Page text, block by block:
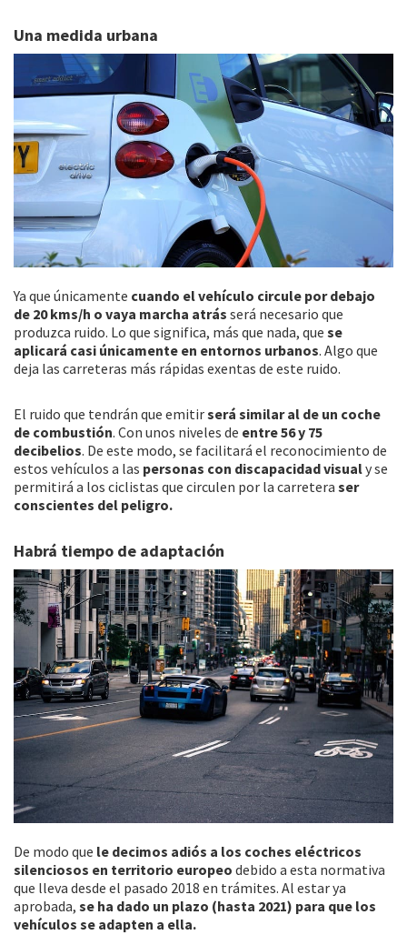
Una medida urbana
Ya que únicamente cuando el vehículo circule por debajo
de 20 kms/h o vaya marcha atrás será necesario que
produzca ruido. Lo que significa, más que nada, que se
aplicará casi únicamente en entornos urbanos. Algo que
deja las carreteras más rápidas exentas de este ruido.
El ruido que tendrán que emitirserá similar al de un coche
de combustión. Con unos niveles de entre 56 y 75
decibelios. De este modo, se facilitará el reconocimiento de
estos vehículos a las personas con discapacidad visualy se
permitirá a los ciclistas que circulen por la carretera ser
conscientes del peligro.
Habrá tiempo de adaptación
De modo que le decimos adiós a los coches eléctricos
silenciosos en territorio europeo debido a esta normativa
que lleva desde el pasado 2018 en trámites. Al estar ya
aprobada, se ha dado un plazo (hasta 2021) para que los
vehículos se adapten a ella.